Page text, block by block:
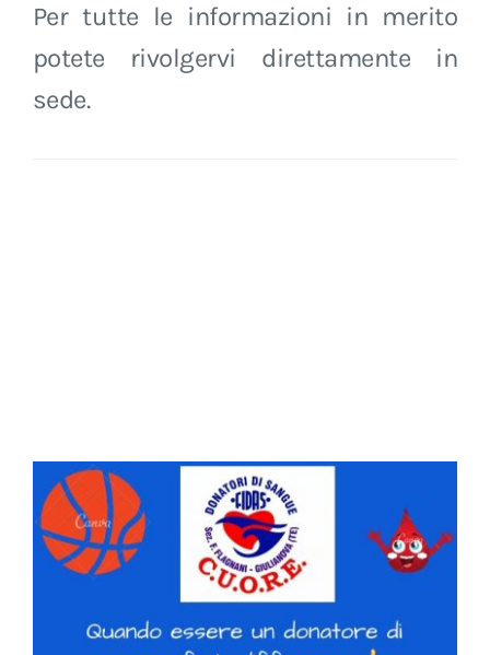
Per tutte le informazioni in merito
potete rivolgervi direttamente in
sede.